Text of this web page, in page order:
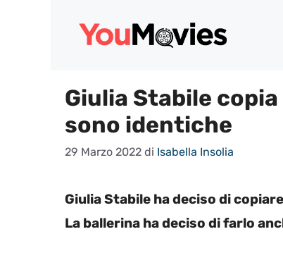
Giulia Stabile
sono identiche
29 Marzo 2022 di Isabella Insolia
Giulia Stabile ha deciso di
La ballerina ha deciso di farlo